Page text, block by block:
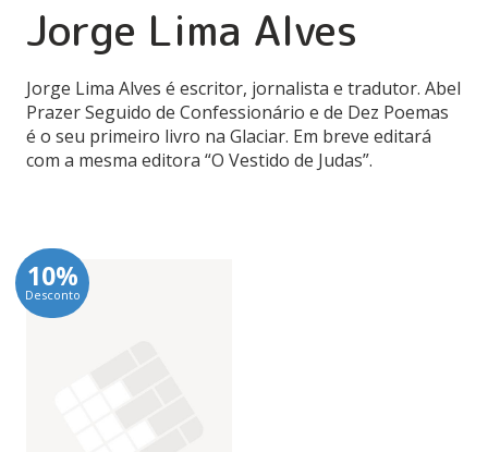
Jorge Lima Alves
Jorge Lima Alves é escritor, jornalista e tradutor. Abel
Prazer Seguido de Confessionário e de Dez Poemas
é o seu primeiro livro na Glaciar. Em breve editará
com a mesma editora “O Vestido de Judas”.
10%
Desconto